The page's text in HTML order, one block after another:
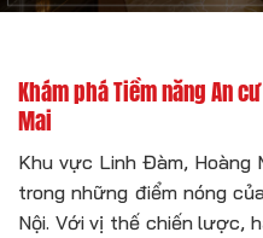
Khám phá Tiềm năng An
Mai
Khu vực Linh Đàm,
trong những điểm nóng
Nội. Với vị thế chiến lược,